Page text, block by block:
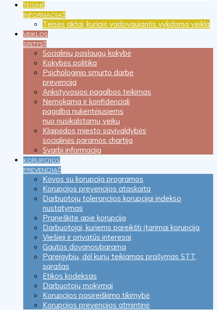
TEISINĖ
INFORMACIJA
Teisės aktai, kuriais vadovaujantis vykdoma veikla
VEIKLOS
SRITYS
Socialinių paslaugų kokybė
Kokybės politika
Psichologinio smurto darbe
prevencija
Ankstyvosios pagalbos teikimas
Nemokama ir konfidenciali
pagalba nukentėjusiems
nuo nusikalstamų veikų
Klaipėdos miesto savivaldybės
socialinės paramos chartija
Svarbi informacija
KORUPCIJOS
PREVENCIJA
Kovos su korupcija programos
Korupcijos prevencijos ataskaita
Darbuotojų tolerancijos korupcijai indekso
nustatymas
Praneškite apie korupciją
Darbuotojai, kuriems pareikšti įtarimai korupcija
Viešieji ir privatūs interesai
Gautos dovanos/parama
Pareigybių, dėl kurių teikiamas prašymas STT,
sąrašas
Etikos kodeksas
Darbuotojų mokymai
Korupcijos pasireiškimo tikimybė
Korupcijos prevencijos atmintinė